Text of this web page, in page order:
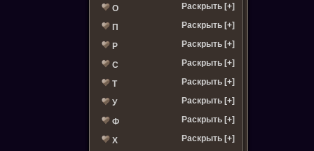
О Раскрыть [+]
П Раскрыть [+]
Р Раскрыть [+]
С Раскрыть [+]
Т Раскрыть [+]
У Раскрыть [+]
Ф Раскрыть [+]
Х Раскрыть [+]